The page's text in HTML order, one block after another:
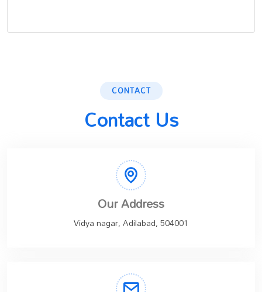
CONTACT
Contact Us
Our Address
Vidya nagar, Adilabad, 504001